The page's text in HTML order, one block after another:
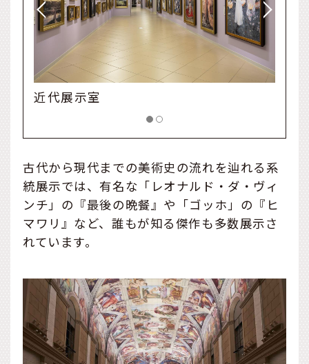
中世展示室
古代から現代までの美術史の流れを辿れる系
統展示では、有名な「レオナルド・ダ・ヴィ
ンチ」の『最後の晩餐』や「ゴッホ」の『ヒ
マワリ』など、誰もが知る傑作も多数展示さ
れています。